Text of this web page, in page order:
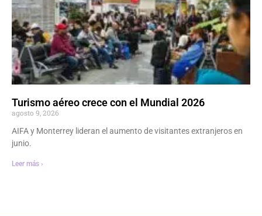
Turismo aéreo crece con el Mundial 2026
agosto 9, 2026
AIFA y Monterrey lideran el aumento de visitantes extranjeros en
junio.
Leer más ›